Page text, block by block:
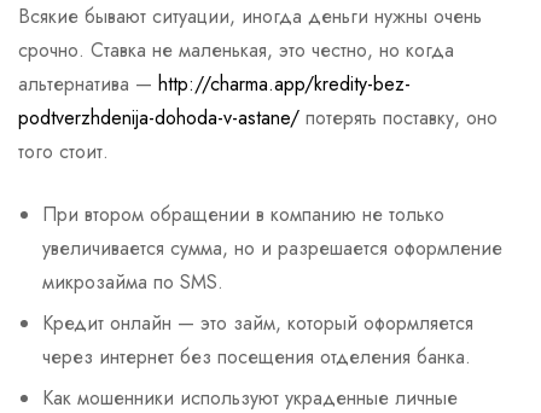
Всякие бывают ситуации, иногда деньги нужны очень
срочно. Ставка не маленькая, это честно, но когда
альтернатива — http://charma.app/kredity-bez-
podtverzhdenija-dohoda-v-astane/ потерять поставку, оно
того стоит.
При втором обращении в компанию не только
увеличивается сумма, но и разрешается оформление
микрозайма по SMS.
Кредит онлайн — это займ, который оформляется
через интернет без посещения отделения банка.
Как мошенники используют украденные личные